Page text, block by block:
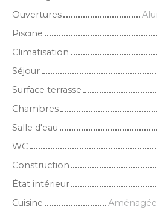
Ouvertures
Piscine
Climatisation
Séjour
Surface terrasse
Chambres
Salle d'eau
WC
Construction
État intérieur
Cuisine